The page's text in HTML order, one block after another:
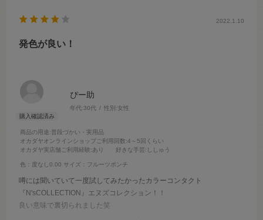
ぴー助
年代:30代 性別:女性
商品の用途:普段づかい・実用品
オカダヤオンラインショップご利用回数:4～5回くらい
オカダヤ実店舗ご利用経験:あり 好きな手芸:ししゅう
色：度なし0.00 サイズ：フルーツポンチ
2022.1.10
発色が良い！
噂には聞いていて一度試してみたかったカラーコンタクト
『N'sCOLLECTION』エヌズコレクション！！
良い意味で裏切られました笑